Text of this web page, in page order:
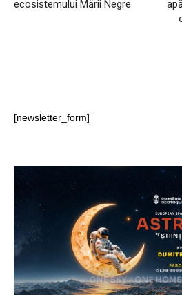
ecosistemului Mării Negre
[newsletter_form]